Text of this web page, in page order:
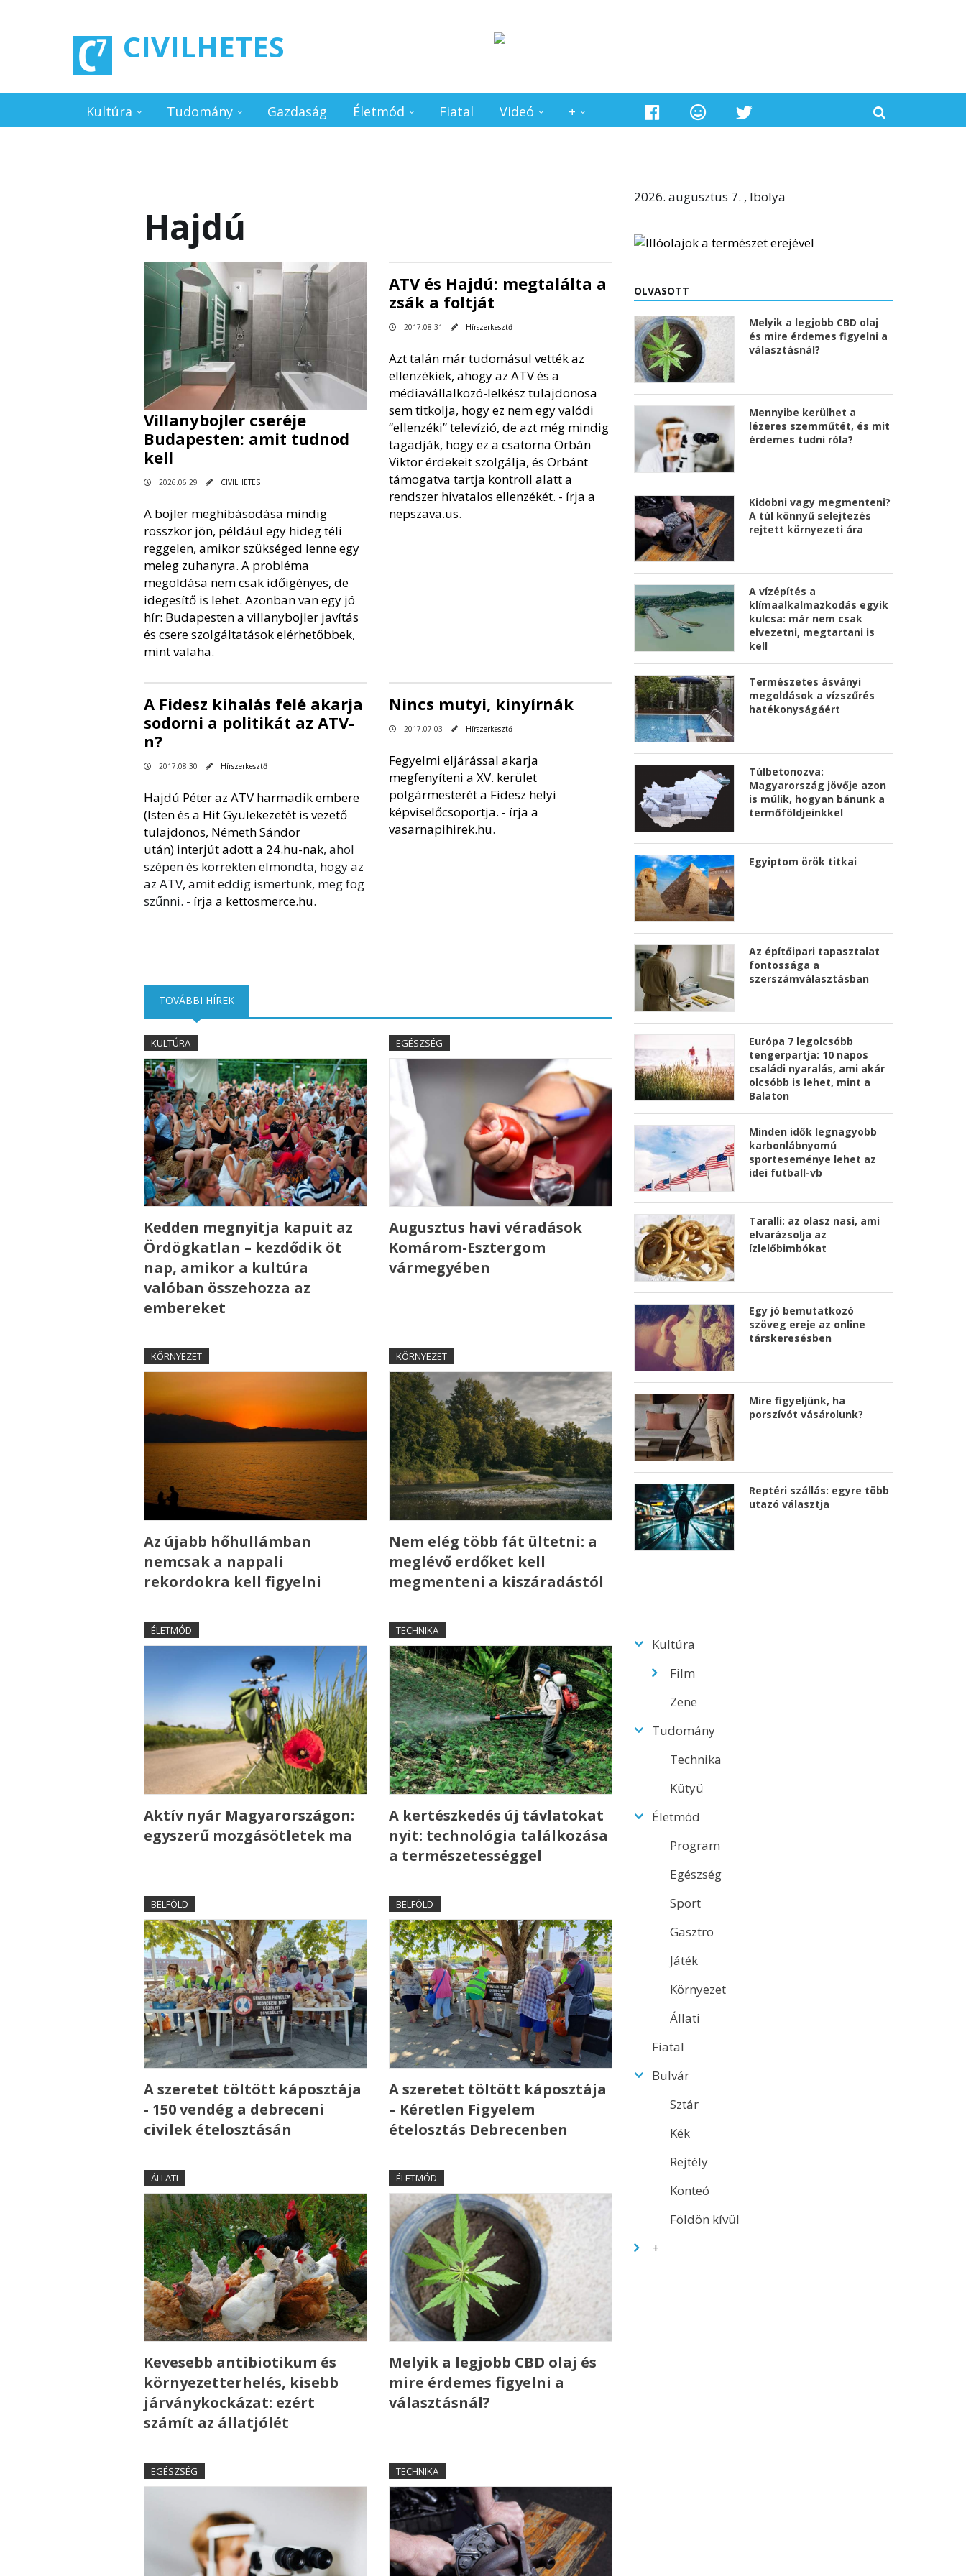
CIVILHETES
Kultúra Tudomány Gazdaság Életmód Fiatal Videó +
Hajdú
Villanybojler cseréje
Budapesten: amit tudnod
kell
2026.06.29 CIVILHETES
A bojler meghibásodása mindig
rosszkor jön, például egy hideg téli
reggelen, amikor szükséged lenne egy
meleg zuhanyra. A probléma
megoldása nem csak időigényes, de
idegesítő is lehet. Azonban van egy jó
hír: Budapesten a villanybojler javítás
és csere szolgáltatások elérhetőbbek,
mint valaha.
ATV és Hajdú: megtalálta a
zsák a foltját
2017.08.31 Hírszerkesztő
Azt talán már tudomásul vették az
ellenzékiek, ahogy az ATV és a
médiavállalkozó-lelkész tulajdonosa
sem titkolja, hogy ez nem egy valódi
“ellenzéki” televízió, de azt még mindig
tagadják, hogy ez a csatorna Orbán
Viktor érdekeit szolgálja, és Orbánt
támogatva tartja kontroll alatt a
rendszer hivatalos ellenzékét. - írja a
nepszava.us.
A Fidesz kihalás felé akarja
sodorni a politikát az ATV-
n?
2017.08.30 Hírszerkesztő
Hajdú Péter az ATV harmadik embere
(Isten és a Hit Gyülekezetét is vezető
tulajdonos, Németh Sándor
után)interjút adott a 24.hu-nak, ahol
szépen és korrekten elmondta, hogy az
az ATV, amit eddig ismertünk, meg fog
szűnni. - írja a kettosmerce.hu.
Nincs mutyi, kinyírnák
2017.07.03 Hírszerkesztő
Fegyelmi eljárással akarja
megfenyíteni a XV. kerület
polgármesterét a Fidesz helyi
képviselőcsoportja. - írja a
vasarnapihirek.hu.
TOVÁBBI HÍREK(AKTÍV FÜL)
KULTÚRA
Kedden megnyitja kapuit az
Ördögkatlan – kezdődik öt
nap, amikor a kultúra
valóban összehozza az
embereket
EGÉSZSÉG
Augusztus havi véradások
Komárom-Esztergom
vármegyében
KÖRNYEZET
Az újabb hőhullámban
nemcsak a nappali
rekordokra kell figyelni
KÖRNYEZET
Nem elég több fát ültetni: a
meglévő erdőket kell
megmenteni a kiszáradástól
ÉLETMÓD
Aktív nyár Magyarországon:
egyszerű mozgásötletek ma
TECHNIKA
A kertészkedés új távlatokat
nyit: technológia találkozása
a természetességgel
BELFÖLD
A szeretet töltött káposztája
- 150 vendég a debreceni
civilek ételosztásán
BELFÖLD
A szeretet töltött káposztája
– Kéretlen Figyelem
ételosztás Debrecenben
ÁLLATI
Kevesebb antibiotikum és
környezetterhelés, kisebb
járványkockázat: ezért
számít az állatjólét
ÉLETMÓD
Melyik a legjobb CBD olaj és
mire érdemes figyelni a
választásnál?
EGÉSZSÉG TECHNIKA
2026. augusztus 7. , Ibolya
OLVASOTT
Melyik a legjobb CBD olaj
és mire érdemes figyelni a
választásnál?
Mennyibe kerülhet a
lézeres szemműtét, és mit
érdemes tudni róla?
Kidobni vagy megmenteni?
A túl könnyű selejtezés
rejtett környezeti ára
A vízépítés a
klímaalkalmazkodás egyik
kulcsa: már nem csak
elvezetni, megtartani is
kell
Természetes ásványi
megoldások a vízszűrés
hatékonyságáért
Túlbetonozva:
Magyarország jövője azon
is múlik, hogyan bánunk a
termőföldjeinkkel
Egyiptom örök titkai
Az építőipari tapasztalat
fontossága a
szerszámválasztásban
Európa 7 legolcsóbb
tengerpartja: 10 napos
családi nyaralás, ami akár
olcsóbb is lehet, mint a
Balaton
Minden idők legnagyobb
karbonlábnyomú
sporteseménye lehet az
idei futball-vb
Taralli: az olasz nasi, ami
elvarázsolja az
ízlelőbimbókat
Egy jó bemutatkozó
szöveg ereje az online
társkeresésben
Mire figyeljünk, ha
porszívót vásárolunk?
Reptéri szállás: egyre több
utazó választja
Kultúra
Film
Zene
Tudomány
Technika
Kütyü
Életmód
Program
Egészség
Sport
Gasztro
Játék
Környezet
Állati
Fiatal
Bulvár
Sztár
Kék
Rejtély
Konteó
Földön kívül
+